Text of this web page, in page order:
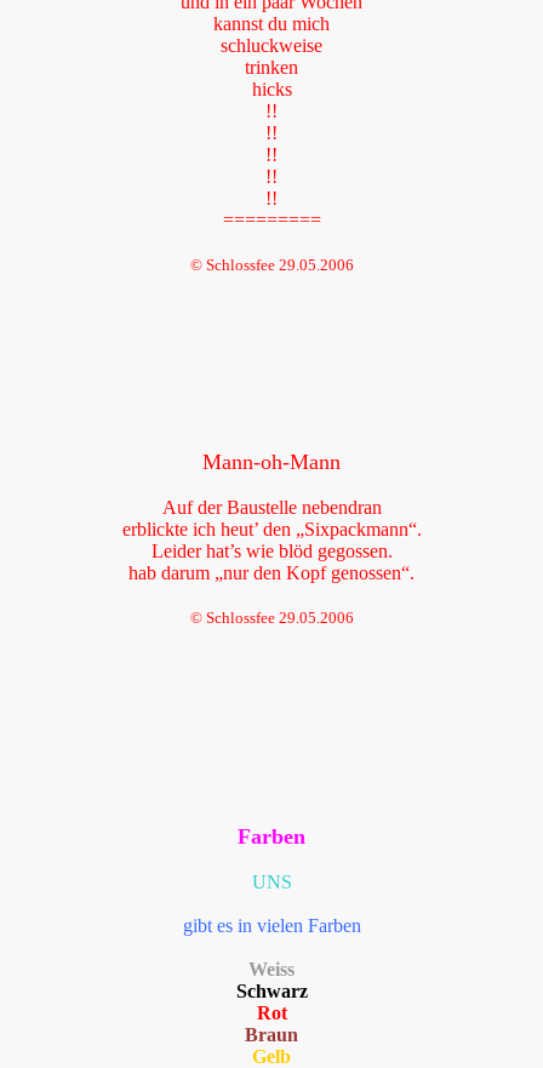
kannst du mich
schluckweise
trinken
hicks
!!
!!
!!
!!
!!
=========
© Schlossfee 29.05.2006
Mann-oh-Mann
Auf der Baustelle nebendran
erblickte ich heut’ den „Sixpackmann“.
Leider hat’s wie blöd gegossen.
hab darum „nur den Kopf genossen“.
© Schlossfee 29.05.2006
Farben
UNS
gibt es in vielen Farben
Weiss
Schwarz
Rot
Braun
Gelb